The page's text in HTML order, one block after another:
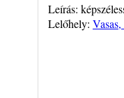
Leírás:
Lelőhely: